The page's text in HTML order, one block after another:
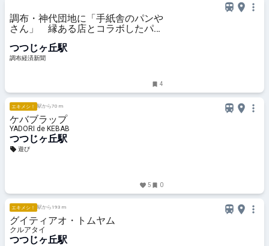
調布・神代団地に「手紙舎のパンや
さん」 縁ある店とコラボしたパン
つつじヶ丘駅
調布経済新聞
4
エキメシ！ 駅から70 m
ケバブラップ
YADORI de KEBAB
つつじヶ丘駅
遊び
5 0
エキメシ！ 駅から193 m
グイティアオ・トムヤム
クルアタイ
つつじヶ丘駅